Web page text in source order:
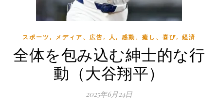
スポーツ, メディア、広告, 人 , 感動、癒し、喜び, 経済
全体を包み込む紳士的な行
動（大谷翔平）
2025年6月24日